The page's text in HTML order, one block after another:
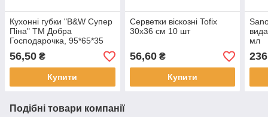
Кухонні губки "B&W Супер
Піна" ТМ Добра
Господарочка, 95*65*35
мм, 5 шт
56,50 ₴
Купити
Серветки віскозні Tofix
30х36 см 10 шт
56,60₴
Купити
мл
Подібні товари компанії